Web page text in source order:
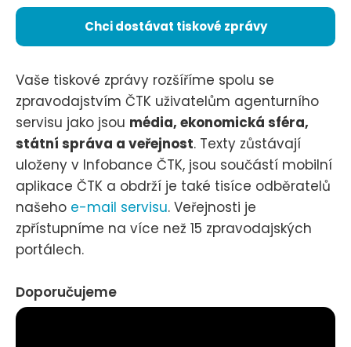
Chci dostávat tiskové zprávy
Vaše tiskové zprávy rozšíříme spolu se
zpravodajstvím ČTK uživatelům agenturního
servisu jako jsou média, ekonomická sféra,
státní správa a veřejnost. Texty zůstávají
uloženy v Infobance ČTK, jsou součástí mobilní
aplikace ČTK a obdrží je také tisíce odběratelů
našeho e-mail servisu. Veřejnosti je
zpřístupníme na více než 15 zpravodajských
portálech.
Doporučujeme